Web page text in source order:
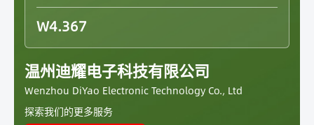
W4.367
温州迪耀电子科技有限公司
Wenzhou DiYao Electronic Technology Co., Ltd
探索我们的更多服务